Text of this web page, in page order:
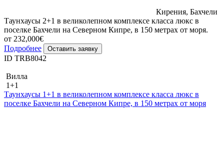
Кирения, Бахчели
Таунхаусы 2+1 в великолепном комплексе класса люкс в
поселке Бахчели на Северном Кипре, в 150 метрах от моря.
от 232,000€
Подробнее
Оставить заявку
ID TRB8042
Вилла
1+1
Таунхаусы 1+1 в великолепном комплексе класса люкс в
поселке Бахчели на Северном Кипре, в 150 метрах от моря